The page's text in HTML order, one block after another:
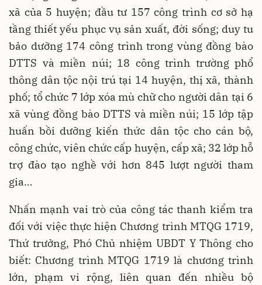
xã của 5 huyện; đầu tư 157 công trình cơ sở hạ
tầng thiết yếu phục vụ sản xuất, đời sống; duy tu
bảo dưỡng 174 công trình trong vùng đồng bào
DTTS và miền núi; 18 công trình trường phổ
thông dân tộc nội trú tại 14 huyện, thị xã, thành
phố; tổ chức 7 lớp xóa mù chữ cho người dân tại 6
xã vùng đồng bào DTTS và miền núi; 15 lớp tập
huấn bồi dưỡng kiến thức dân tộc cho cán bộ,
công chức, viên chức cấp huyện, cấp xã; 32 lớp hỗ
trợ đào tạo nghề với hơn 845 lượt người tham
gia…
Nhấn mạnh vai trò của công tác thanh kiểm tra
đối với việc thực hiện Chương trình MTQG 1719,
Thứ trưởng, Phó Chủ nhiệm UBDT Y Thông cho
biết: Chương trình MTQG 1719 là chương trình
lớn, phạm vi rộng, liên quan đến nhiều bộ